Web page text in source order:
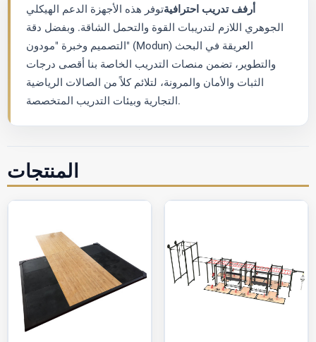
أرفف تدريب احترافيةتوفر هذه الأجهزة الدعم الهيكلي
الجوهري اللازم لتدريبات القوة والتحمل الشاقة. وبفضل دقة
التصميم وخبرة "مودون" (Modun) العريقة في البحث
والتطوير، تضمن منصات التدريب الخاصة بنا أقصى درجات
الثبات والأمان والمرونة، لتلائم كلاً من الصالات الرياضية
التجارية وبيئات التدريب المتخصصة.
المنتجات